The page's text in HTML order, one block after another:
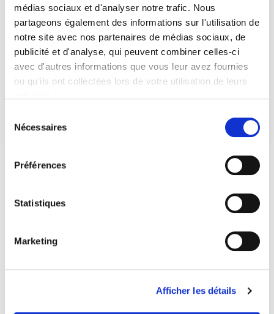
médias sociaux et d'analyser notre trafic. Nous
partageons également des informations sur l'utilisation de
notre site avec nos partenaires de médias sociaux, de
publicité et d'analyse, qui peuvent combiner celles-ci
avec d'autres informations que vous leur avez fournies
ou qu'ils ont collectées lors de votre utilisation de leurs
Nécessaires
Préférences
Statistiques
Marketing
Afficher les détails